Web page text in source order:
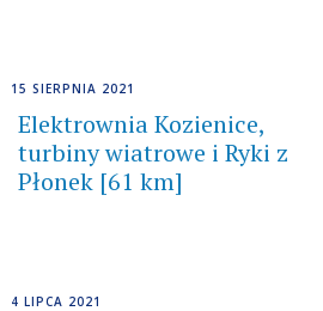
15 SIERPNIA 2021
Elektrownia Kozienice,
turbiny wiatrowe i Ryki z
Płonek [61 km]
4 LIPCA 2021